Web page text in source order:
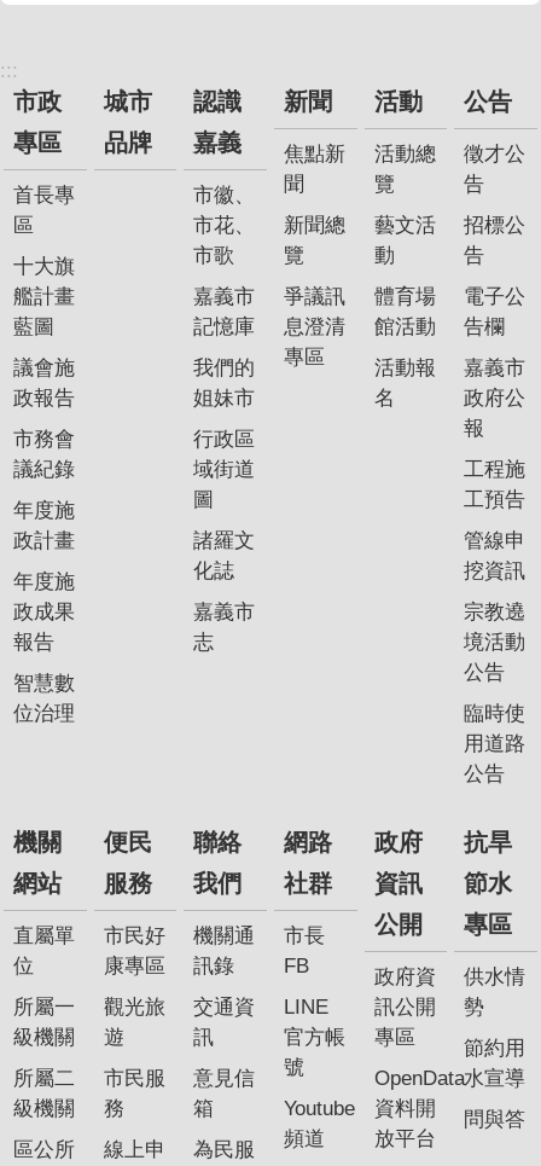
:::
市政
專區
首長專
區
十大旗
艦計畫
藍圖
議會施
政報告
市務會
議紀錄
年度施
政計畫
年度施
政成果
報告
智慧數
位治理
城市
品牌
認識
嘉義
市徽、
市花、
市歌
嘉義市
記憶庫
我們的
姐妹市
行政區
域街道
圖
諸羅文
化誌
嘉義市
志
新聞
焦點新
聞
新聞總
覽
爭議訊
息澄清
專區
活動
活動總
覽
藝文活
動
體育場
館活動
活動報
名
公告
徵才公
告
招標公
告
電子公
告欄
嘉義市
政府公
報
工程施
工預告
管線申
挖資訊
宗教遶
境活動
公告
臨時使
用道路
公告
機關
網站
直屬單
位
所屬一
級機關
所屬二
級機關
區公所
便民
服務
市民好
康專區
觀光旅
遊
市民服
務
線上申
聯絡
我們
機關通
訊錄
交通資
訊
意見信
箱
為民服
網路
社群
市長
FB
LINE
官方帳
號
Youtube
頻道
政府
資訊
公開
政府資
訊公開
專區
OpenData
資料開
放平台
抗旱
節水
專區
供水情
勢
節約用
水宣導
問與答